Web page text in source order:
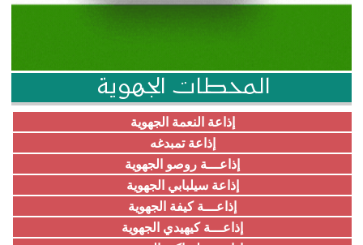
المحطات الجهوية
إذاعة النعمة الجهوية
إذاعة تمبدغه
إذاعـــة روصو الجهوية
إذاعة سيلبابي الجهوية
إذاعـــة كيفة الجهوية
إذاعـــة كيهيدي الجهوية